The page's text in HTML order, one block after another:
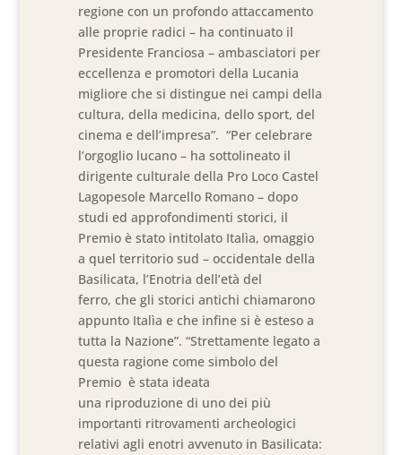
regione con un profondo attaccamento
alle proprie radici – ha continuato il
Presidente Franciosa – ambasciatori per
eccellenza e promotori della Lucania
migliore che si distingue nei campi della
cultura, della medicina, dello sport, del
cinema e dell’impresa”. “Per celebrare
l’orgoglio lucano – ha sottolineato il
dirigente culturale della Pro Loco Castel
Lagopesole Marcello Romano – dopo
studi ed approfondimenti storici, il
Premio è stato intitolato Italìa, omaggio
a quel territorio sud – occidentale della
Basilicata, l’Enotria dell’età del
ferro, che gli storici antichi chiamarono
appunto Italìa e che infine si è esteso a
tutta la Nazione”. “Strettamente legato a
questa ragione come simbolo del
Premio è stata ideata
una riproduzione di uno dei più
importanti ritrovamenti archeologici
relativi agli enotri avvenuto in Basilicata: